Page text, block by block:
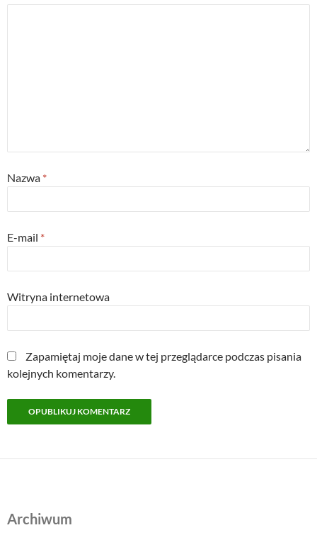
Nazwa *
E-mail *
Witryna internetowa
Zapamiętaj moje dane w tej przeglądarce podczas pisania
kolejnych komentarzy.
Archiwum